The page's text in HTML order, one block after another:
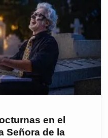
en el
Señora de la